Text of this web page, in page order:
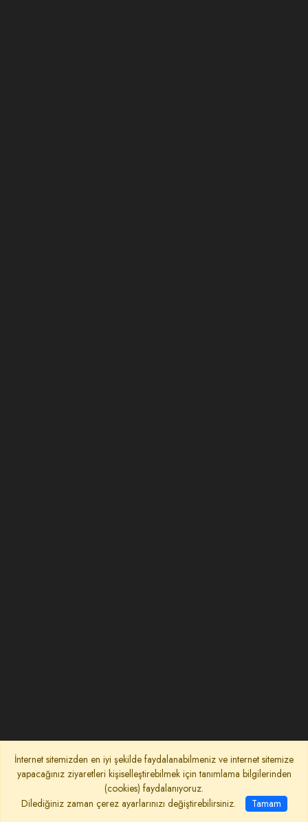
İnternet sitemizden en iyi şekilde faydalanabilmeniz ve internet sitemize
yapacağınız ziyaretleri kişiselleştirebilmek için tanımlama bilgilerinden
(cookies) faydalanıyoruz.
Dilediğiniz zaman çerez ayarlarınızı değiştirebilirsiniz.
Tamam